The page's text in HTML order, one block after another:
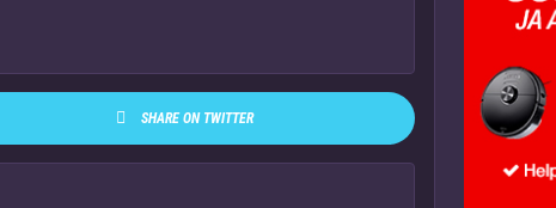
SHARE ON TWITTER